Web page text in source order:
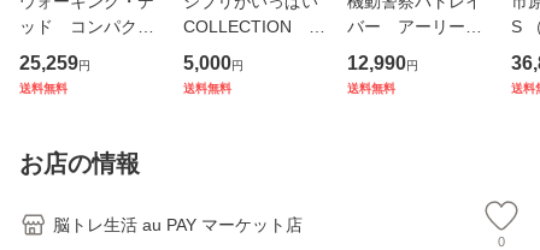
ッド コンパク
ト ＤＶＤ−ＢＯ
Ｘ シーズン1〜5
25,259円
送料無料
COLLECTION D
VD 各20タイト
ル 単品売り
5,000円
送料無料
バー アーリーデ
イズ ブルーレイ
12,990円
送料無料
S
TV
版
送料
お店の情報
脳トレ生活 au PAY マーケット店
0